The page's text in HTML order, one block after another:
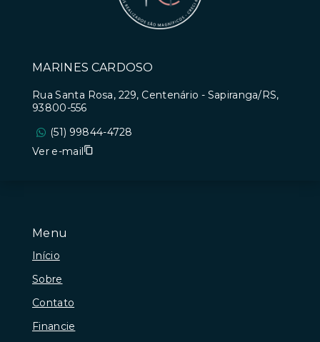
Menu
Início
Sobre
Contato
Financie
MARINES CARDOSO
Rua Santa Rosa, 229, Centenário - Sapiranga/RS,
93800-556
(51) 99844-4728
Ver e-mail